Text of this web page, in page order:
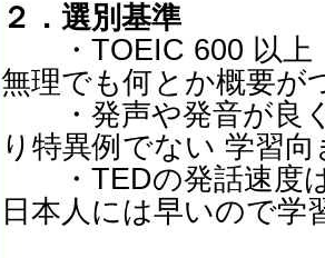
２．選別基準
・TOEIC 600 以上
無理でも何とか概要が
・発声や発音が良
り特異例でない 学習向
・TEDの発話速度は
日本人には早いので学